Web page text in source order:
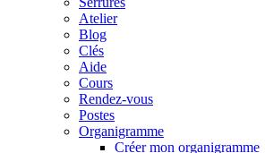
Atelier
Blog
Clés
Aide
Cours
Rendez-vous
Postes
Organigramme
Créer mon organigramme